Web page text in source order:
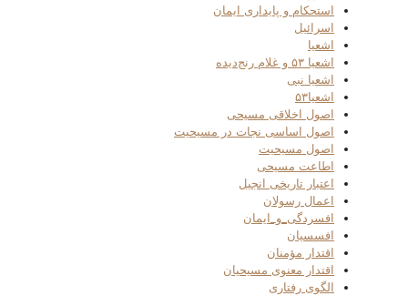
استحکام و پایداری ایمان
اسرائیل
اشعیا
اشعیا ۵۳ و غلام رنج‌دیده
اشعیا نبی
اشعیا۵۳
اصول اخلاقی مسیحی
اصول اساسی نجات در مسیحیت
اصول مسیحیت
اطاعت مسیحی
اعتبار تاریخی انجیل
اعمال رسولان
افسردگی_و_ایمان
افسسیان
اقتدار مؤمنان
اقتدار معنوی مسیحیان
الگوی رفتاری